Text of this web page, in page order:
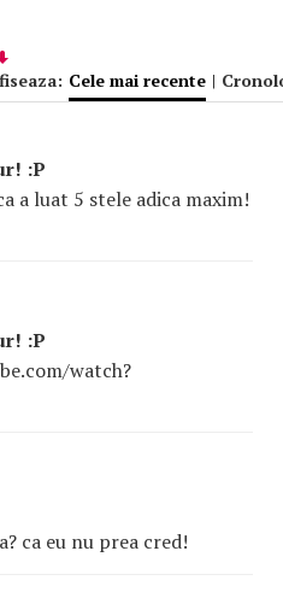
Cele mai recente |
:P
a luat 5 stele adica maxim!
:P
watch?
ca eu nu prea cred!